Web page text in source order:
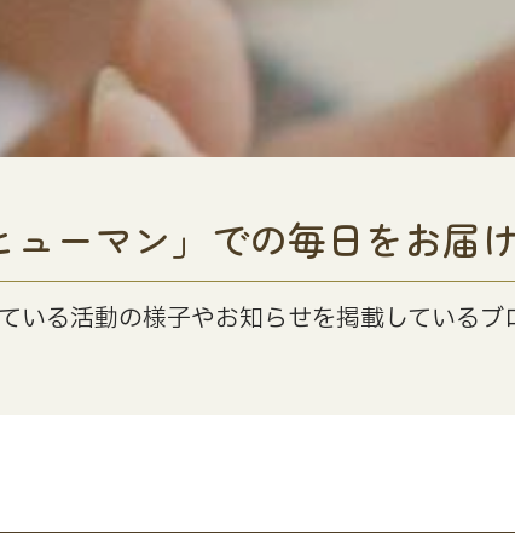
ーマン」での毎日をお届
いる活動の様子やお知らせを掲載しているブ